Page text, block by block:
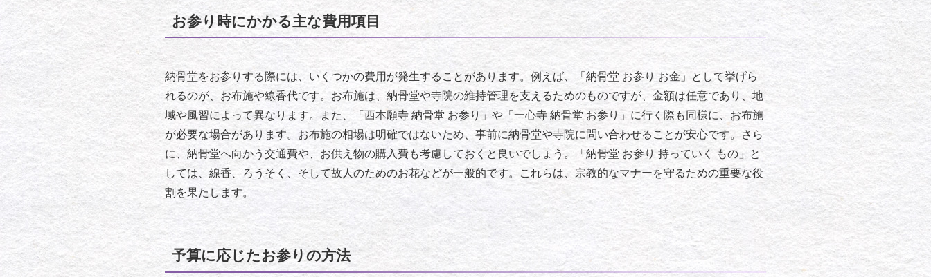
お参り時にかかる主な費用項目
納骨堂をお参りする際には、いくつかの費用が発生することがあります。例えば、「納骨堂 お参り お金」として挙げら
れるのが、お布施や線香代です。お布施は、納骨堂や寺院の維持管理を支えるためのものですが、金額は任意であり、地
域や風習によって異なります。また、「西本願寺 納骨堂 お参り」や「一心寺 納骨堂 お参り」に行く際も同様に、お布施
が必要な場合があります。お布施の相場は明確ではないため、事前に納骨堂や寺院に問い合わせることが安心です。さら
に、納骨堂へ向かう交通費や、お供え物の購入費も考慮しておくと良いでしょう。「納骨堂 お参り 持っていく もの」と
しては、線香、ろうそく、そして故人のためのお花などが一般的です。これらは、宗教的なマナーを守るための重要な役
割を果たします。
予算に応じたお参りの方法